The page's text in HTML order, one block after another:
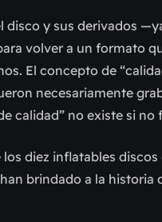
y sus derivados
volver a un formato
El concepto de
necesariamente
calidad” no existe si no
diez inflatables
brindado a la historia